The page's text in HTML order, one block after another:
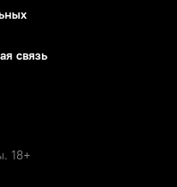
связь
18+